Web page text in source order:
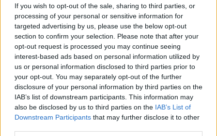
If you wish to opt-out of the sale, sharing to third parties, or
processing of your personal or sensitive information for
targeted advertising by us, please use the below opt-out
section to confirm your selection. Please note that after your
opt-out request is processed you may continue seeing
interest-based ads based on personal information utilized by
us or personal information disclosed to third parties prior to
your opt-out. You may separately opt-out of the further
disclosure of your personal information by third parties on the
IAB’s list of downstream participants. This information may
also be disclosed by us to third parties on the IAB’s List of
Downstream Participants that may further disclose it to other
345 356 7512
Ricevi le nostre ultime news
daGoogle News